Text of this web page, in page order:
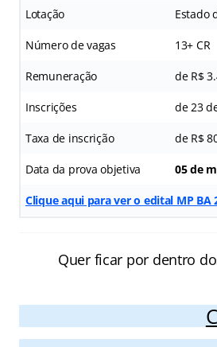
Lotação Estado
Número de vagas 13+ CR
Remuneração de R$
Inscrições de 23
Taxa de inscrição de R$
Data da prova objetiva 05 de
Clique aqui para ver o edital MP BA
Quer ficar por dentro